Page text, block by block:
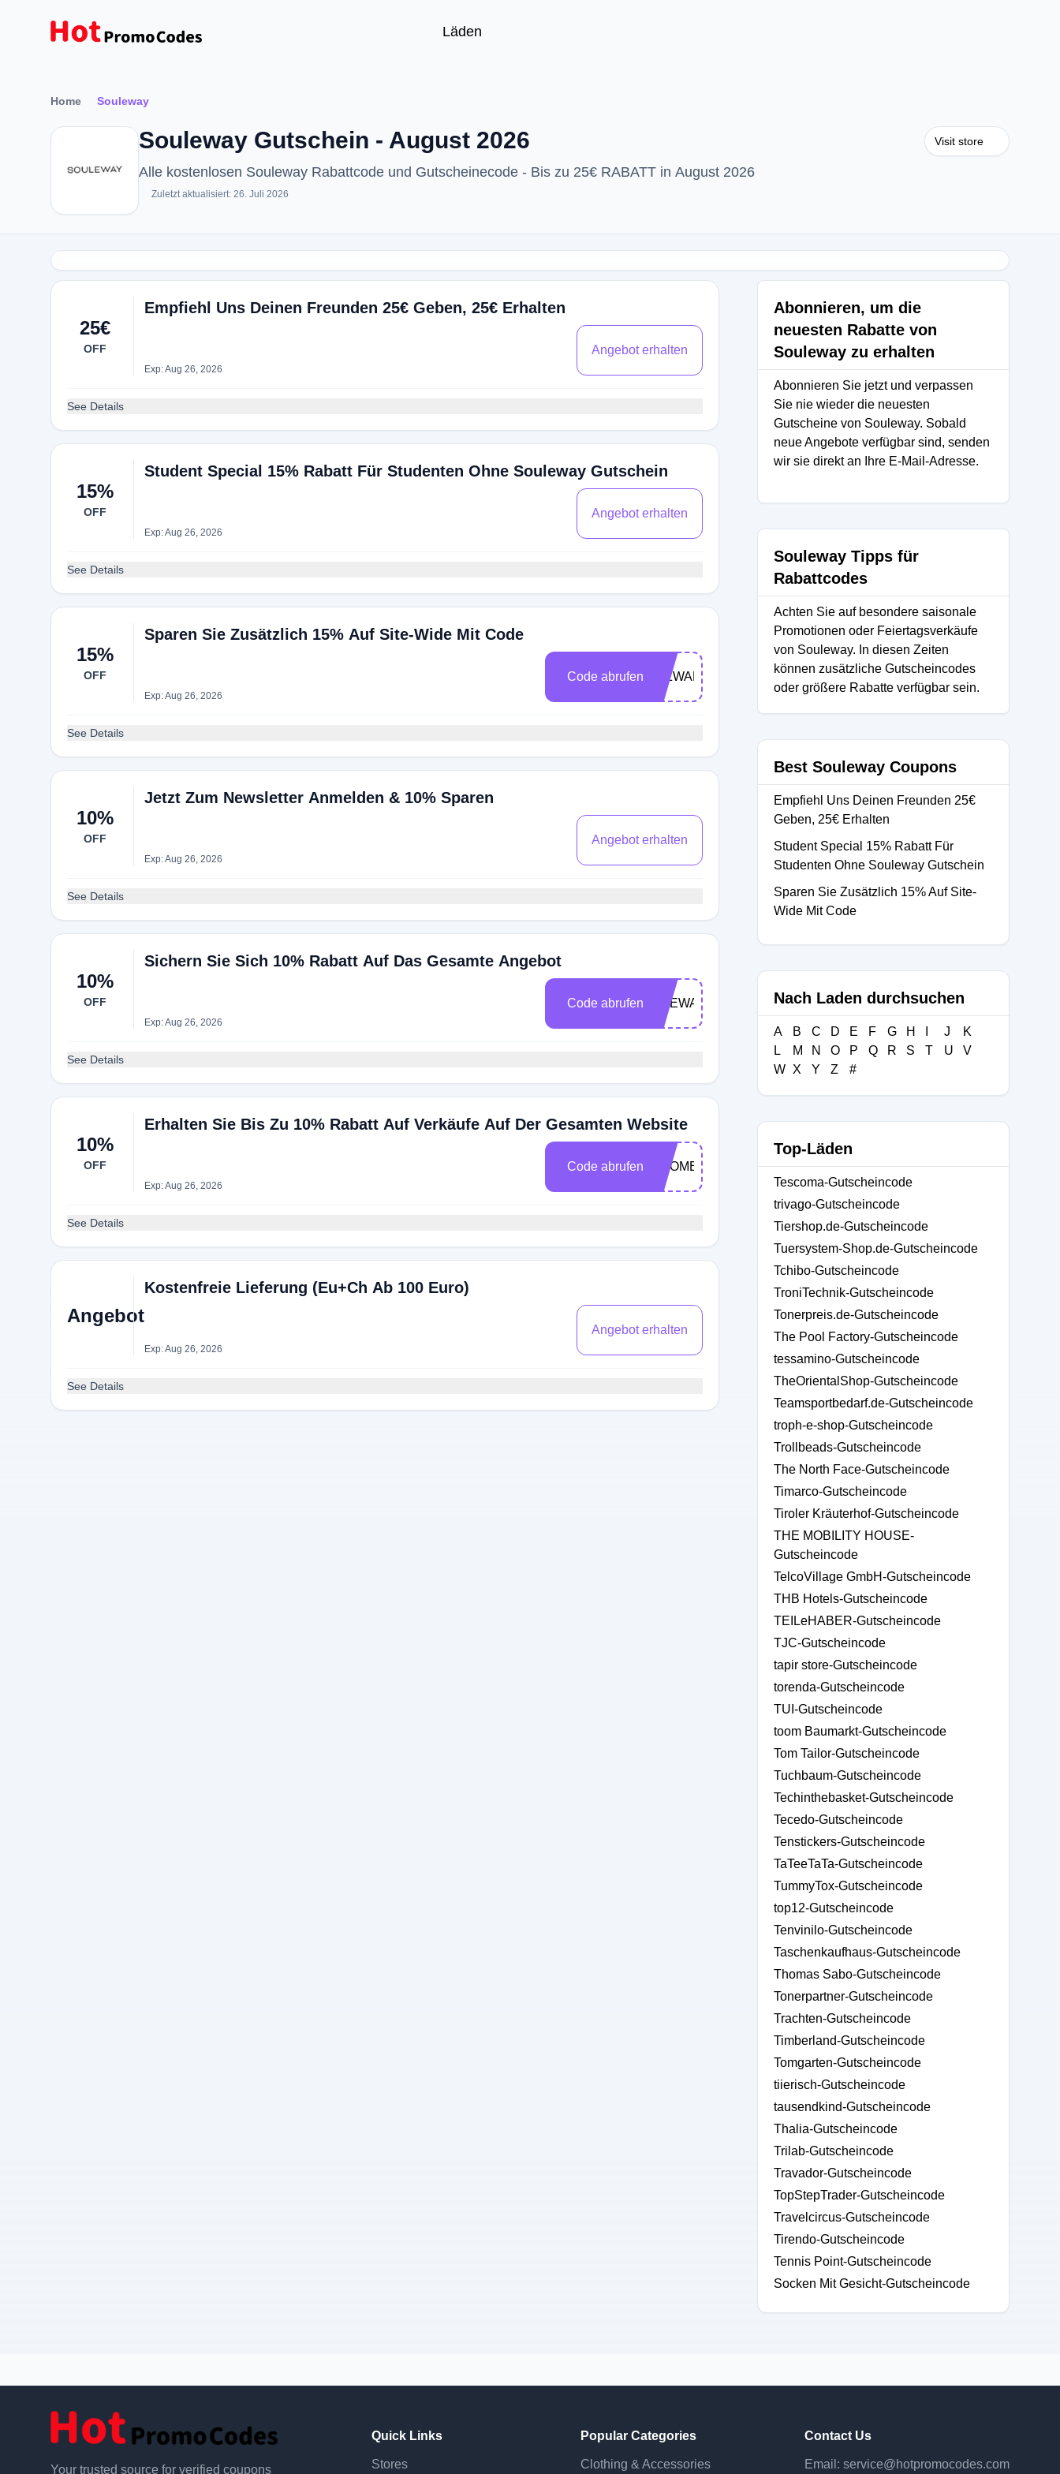
Läden
Home Souleway
Souleway Gutschein - August 2026
Alle kostenlosen Souleway Rabattcode und Gutscheinecode - Bis zu 25€ RABATT in August 2026
Zuletzt aktualisiert: 26. Juli 2026
Visit store
25€
OFF
Empfiehl Uns Deinen Freunden 25€ Geben, 25€ Erhalten
Exp: Aug 26, 2026
Angebot erhalten
See Details
15%
OFF
Student Special 15% Rabatt Für Studenten Ohne Souleway Gutschein
Exp: Aug 26, 2026
Angebot erhalten
See Details
15%
OFF
Sparen Sie Zusätzlich 15% Auf Site-Wide Mit Code
Exp: Aug 26, 2026
Code abrufen EIZWANZIGER15
See Details
10%
OFF
Jetzt Zum Newsletter Anmelden & 10% Sparen
Exp: Aug 26, 2026
Angebot erhalten
See Details
10%
OFF
Sichern Sie Sich 10% Rabatt Auf Das Gesamte Angebot
Exp: Aug 26, 2026
Code abrufen ULEWAYWELCOME
See Details
10%
OFF
Erhalten Sie Bis Zu 10% Rabatt Auf Verkäufe Auf Der Gesamten Website
Exp: Aug 26, 2026
Code abrufen LCOME10
See Details
Angebot
Kostenfreie Lieferung (Eu+Ch Ab 100 Euro)
Exp: Aug 26, 2026
Angebot erhalten
See Details
Abonnieren, um die
neuesten Rabatte von
Souleway zu erhalten
Abonnieren Sie jetzt und verpassen
Sie nie wieder die neuesten
Gutscheine von Souleway. Sobald
neue Angebote verfügbar sind, senden
wir sie direkt an Ihre E-Mail-Adresse.
Souleway Tipps für
Rabattcodes
Achten Sie auf besondere saisonale
Promotionen oder Feiertagsverkäufe
von Souleway. In diesen Zeiten
können zusätzliche Gutscheincodes
oder größere Rabatte verfügbar sein.
Best Souleway Coupons
Empfiehl Uns Deinen Freunden 25€
Geben, 25€ Erhalten
Student Special 15% Rabatt Für
Studenten Ohne Souleway Gutschein
Sparen Sie Zusätzlich 15% Auf Site-
Wide Mit Code
Nach Laden durchsuchen
A B C D E F G H J
K
L
M N O P Q R S T U
V
W X Y Z #
Top-Läden
Tescoma-Gutscheincode
trivago-Gutscheincode
Tiershop.de-Gutscheincode
Tuersystem-Shop.de-Gutscheincode
Tchibo-Gutscheincode
TroniTechnik-Gutscheincode
Tonerpreis.de-Gutscheincode
The Pool Factory-Gutscheincode
tessamino-Gutscheincode
TheOrientalShop-Gutscheincode
Teamsportbedarf.de-Gutscheincode
troph-e-shop-Gutscheincode
Trollbeads-Gutscheincode
The North Face-Gutscheincode
Timarco-Gutscheincode
Tiroler Kräuterhof-Gutscheincode
THE MOBILITY HOUSE-
Gutscheincode
TelcoVillage GmbH-Gutscheincode
THB Hotels-Gutscheincode
TEILeHABER-Gutscheincode
TJC-Gutscheincode
tapir store-Gutscheincode
torenda-Gutscheincode
TUI-Gutscheincode
toom Baumarkt-Gutscheincode
Tom Tailor-Gutscheincode
Tuchbaum-Gutscheincode
Techinthebasket-Gutscheincode
Tecedo-Gutscheincode
Tenstickers-Gutscheincode
TaTeeTaTa-Gutscheincode
TummyTox-Gutscheincode
top12-Gutscheincode
Tenvinilo-Gutscheincode
Taschenkaufhaus-Gutscheincode
Thomas Sabo-Gutscheincode
Tonerpartner-Gutscheincode
Trachten-Gutscheincode
Timberland-Gutscheincode
Tomgarten-Gutscheincode
tiierisch-Gutscheincode
tausendkind-Gutscheincode
Thalia-Gutscheincode
Trilab-Gutscheincode
Travador-Gutscheincode
TopStepTrader-Gutscheincode
Travelcircus-Gutscheincode
Tirendo-Gutscheincode
Tennis Point-Gutscheincode
Socken Mit Gesicht-Gutscheincode
Your trusted source for verified coupons
Quick Links
Stores
Popular Categories
Clothing & Accessories
Contact Us
Email: service@hotpromocodes.com